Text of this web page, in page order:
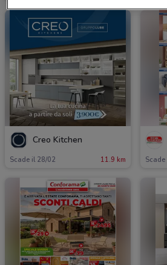
Creo Kitchen
Scade il 28/02 11.9 km